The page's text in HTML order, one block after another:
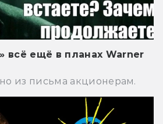
всё ещё в планах Warner
из письма акционерам.